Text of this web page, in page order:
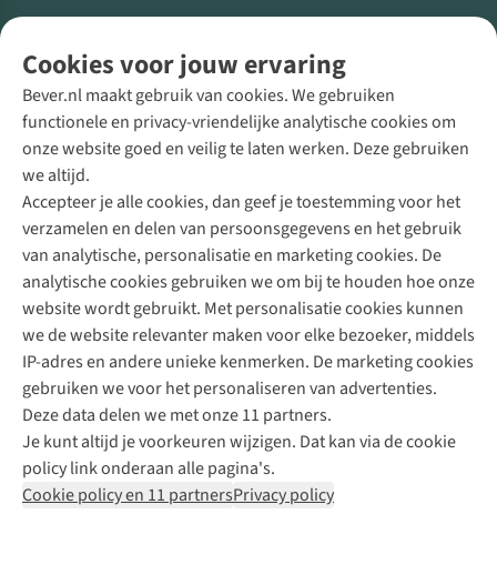
Cookies voor jouw ervaring
Bever.nl maakt gebruik van cookies. We gebruiken
functionele en privacy-vriendelijke analytische cookies om
onze website goed en veilig te laten werken. Deze gebruiken
we altijd.
Accepteer je alle cookies, dan geef je toestemming voor het
verzamelen en delen van persoonsgegevens en het gebruik
van analytische, personalisatie en marketing cookies. De
analytische cookies gebruiken we om bij te houden hoe onze
website wordt gebruikt. Met personalisatie cookies kunnen
we de website relevanter maken voor elke bezoeker, middels
IP-adres en andere unieke kenmerken. De marketing cookies
gebruiken we voor het personaliseren van advertenties.
Deze data delen we met onze 11 partners.
Je kunt altijd je voorkeuren wijzigen. Dat kan via de cookie
policy link onderaan alle pagina's.
Cookie policy en 11 partnersPrivacy policy
Direct advies van een Buitenexpert
+31 (0)85 888 50 88
+31 6 12 28 49 80
Contactformulier